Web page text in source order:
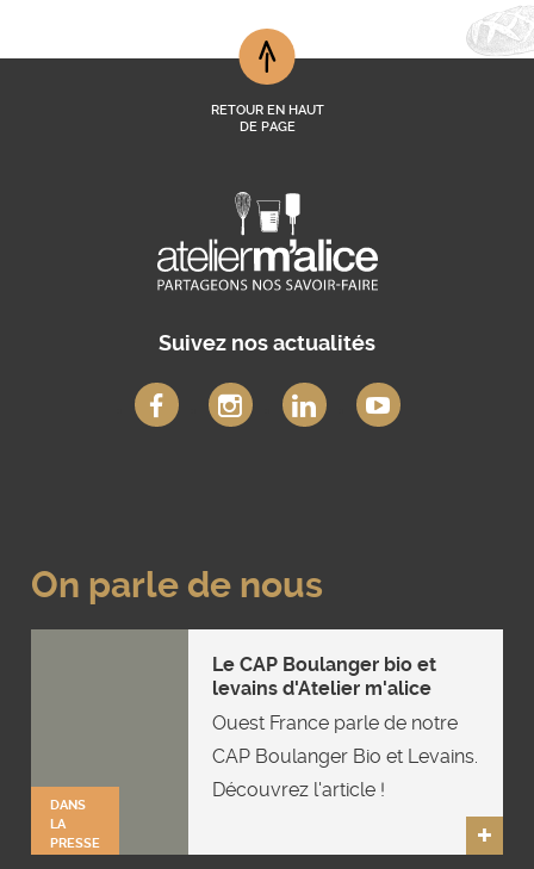
On parle de nous
DANS
LA
PRESSE
Le CAP Boulanger bio et
levains d'Atelier m'alice
Ouest France parle de notre
CAP Boulanger Bio et Levains.
Découvrez l'article !
Suivez nos actualités
RETOUR EN HAUT
DE PAGE